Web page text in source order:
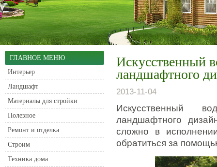
ГЛАВНОЕ МЕНЮ
Интерьер
Ландшафт
Материалы для стройки
Полезное
Ремонт и отделка
Строим
Техника дома
Искусственный
ландшафтного
2013-11-04
Искусственный
ландшафтного
сложно в
обратиться за